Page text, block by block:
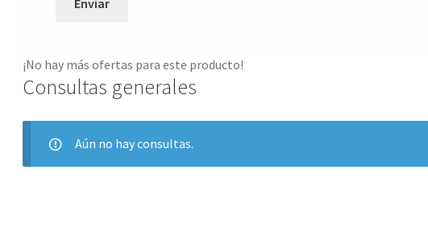
¡No hay más ofertas para este producto!
Consultas generales
Aún no hay consultas.